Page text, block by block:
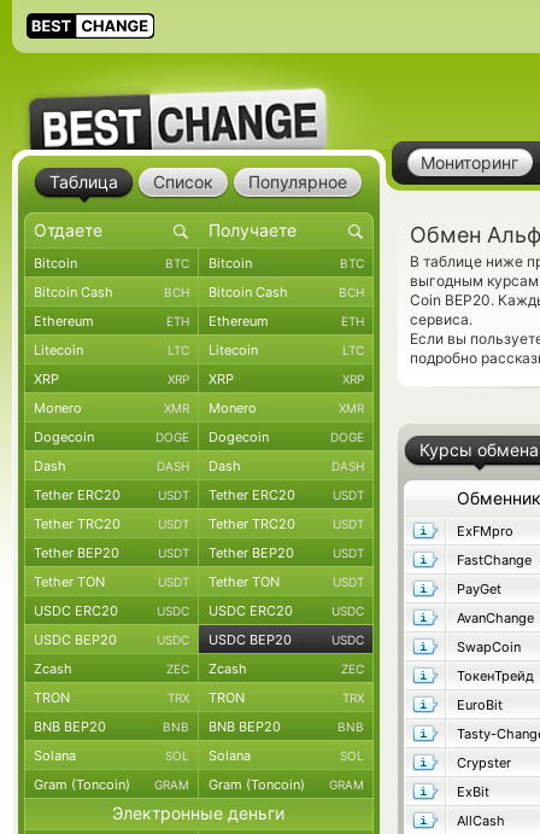
Мониторинг
Обмен
В таблице ниже
выгодным курсам
Coin BEP20.
сервиса.
Если вы
подробно
Курсы обмена
Обменник
ExFMpro
FastChange
PayGet
AvanChange
SwapCoin
ТокенТрейд
EuroBit
Tasty-
Crypster
ExBit
AllCash
Таблица Список Популярное
Bitcoin BTC Bitcoin BTC
Bitcoin Cash BCH Bitcoin Cash BCH
Ethereum ETH Ethereum ETH
Litecoin LTC Litecoin LTC
XRP XRP XRP XRP
Monero XMR Monero XMR
Dogecoin DOGE Dogecoin DOGE
Dash DASH Dash DASH
Tether ERC20 USDT Tether ERC20 USDT
Tether TRC20 USDT Tether TRC20 USDT
Tether BEP20 USDT Tether BEP20 USDT
Tether TON USDT Tether TON USDT
USDC ERC20 USDC USDC ERC20 USDC
USDC BEP20 USDC USDC BEP20 USDC
Zcash ZEC Zcash ZEC
TRON TRX TRON TRX
BNB BEP20 BNB BNB BEP20 BNB
Solana SOL Solana SOL
Gram (Toncoin) GRAM Gram (Toncoin) GRAM
Электронные деньги